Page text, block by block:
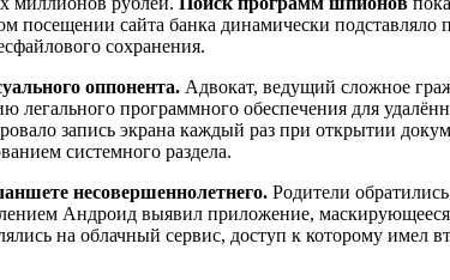
посещении сайта банка динамически
сохранения.
оппонента. Адвокат, ведущий сложное
программного обеспечения для
запись экрана каждый раз при открытии
системного раздела.
несовершеннолетнего. Родители
Андроид выявил приложение,
на облачный сервис, доступ к которому имел